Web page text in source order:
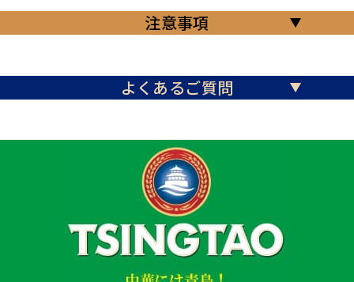
注意事項
よくあるご質問